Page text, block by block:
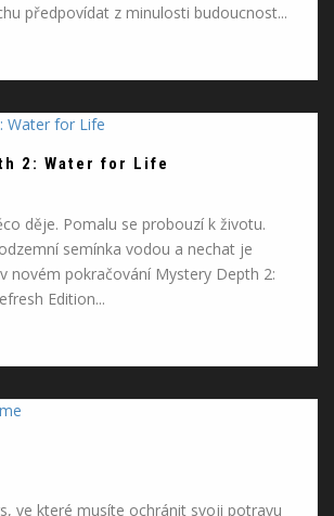
předpovídat z minulosti budoucnost...
2: Water for Life
děje. Pomalu se probouzí k životu.
semínka vodou a nechat je
novém pokračování Mystery Depth 2:
Edition...
ve které musíte ochránit svoji potravu